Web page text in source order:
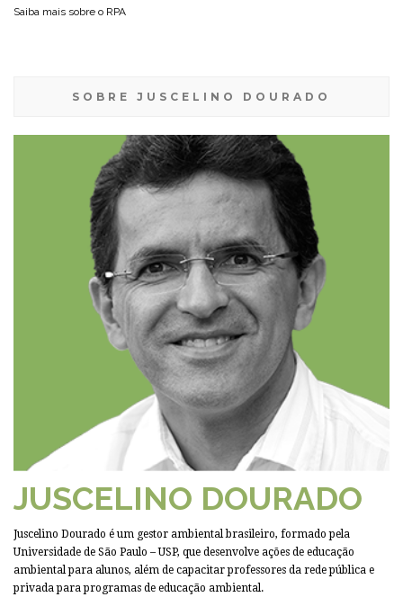
Saiba mais sobre o RPA
SOBRE JUSCELINO DOURADO
JUSCELINO DOURADO
Juscelino Dourado é um gestor ambiental brasileiro, formado pela
Universidade de São Paulo – USP, que desenvolve ações de educação
ambiental para alunos, além de capacitar professores da rede pública e
privada para programas de educação ambiental.